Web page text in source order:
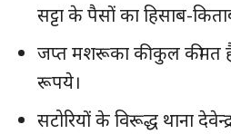
सट्टा के पैसों का हिसाब-
जप्त मशरूका की कुल कीमत
रूपये।
सटोरियों के विरूद्ध थाना